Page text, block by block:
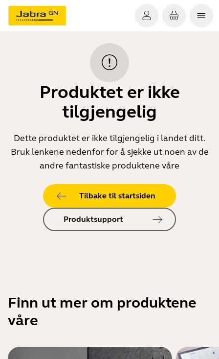
Produktet er ikke
tilgjengelig
Dette produktet er ikke tilgjengelig i landet ditt.
Bruk lenkene nedenfor for å sjekke ut noen av de
andre fantastiske produktene våre
Tilbake til startsiden
Produktsupport
Finn ut mer om produktene
våre